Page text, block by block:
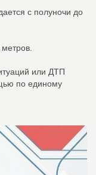
с полуночи до
или ДТП
по единому